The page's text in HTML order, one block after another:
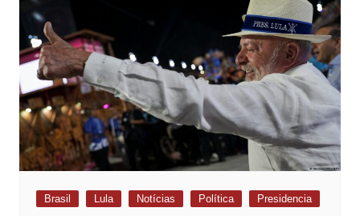
Brasil Lula Notícias Política Presidencia